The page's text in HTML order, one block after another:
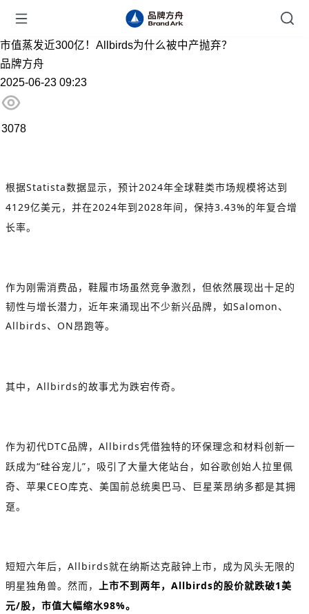
市值蒸发近300亿！Allbirds为什么被中产抛弃？
品牌方舟
2025-06-23 09:23
3078
根据Statista数据显示，预计2024年全球鞋类市场规模将达到
4129亿美元，并在2024年到2028年间，保持3.43%的年复合增
长率。
作为刚需消费品，鞋履市场虽然竞争激烈，但依然展现出十足的
韧性与增长潜力，近年来涌现出不少新兴品牌，如Salomon、
Allbirds、 ON昂跑等。
其中， Allbirds的故事尤为跌宕传奇。
作为初代DTC品牌， Allbirds凭借独特的环保理念和材料创新一
跃成为“硅谷宠儿”，吸引了大量大佬站台，如谷歌创始人拉里佩
奇、苹果CEO库克、美国前总统奥巴马、巨星莱昂纳多都是其拥
趸。
短短六年后， Allbirds就在纳斯达克敲钟上市，成为风头无限的
明星独角兽。然而， 上市不到两年， Allbirds的股价就跌破1美
元/股，市值大幅缩水98%。